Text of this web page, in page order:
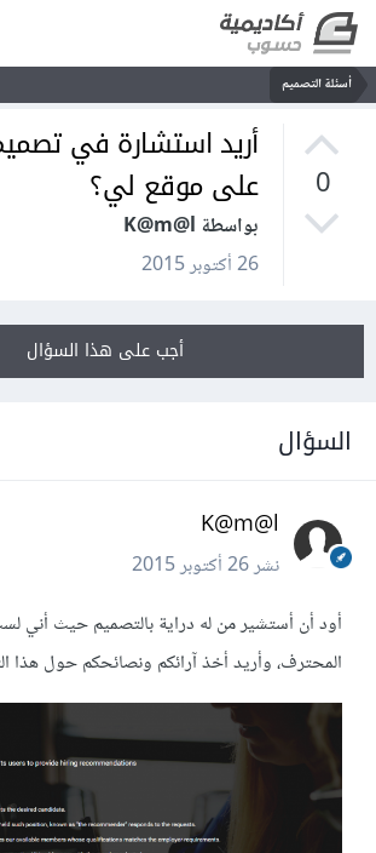
أسئلة التصميم
0
أريد استشارة في
على موقع لي؟
بواسطة K@m@l
26 أكتوبر 2015
أجب على هذا السؤال
السؤال
K@m@l
نشر26 أكتوبر 2015
أود أن أستشير من له دراية بالتصميم حيث أني
المحترف، وأريد أخذ آرائكم ونصائحكم حول هذا